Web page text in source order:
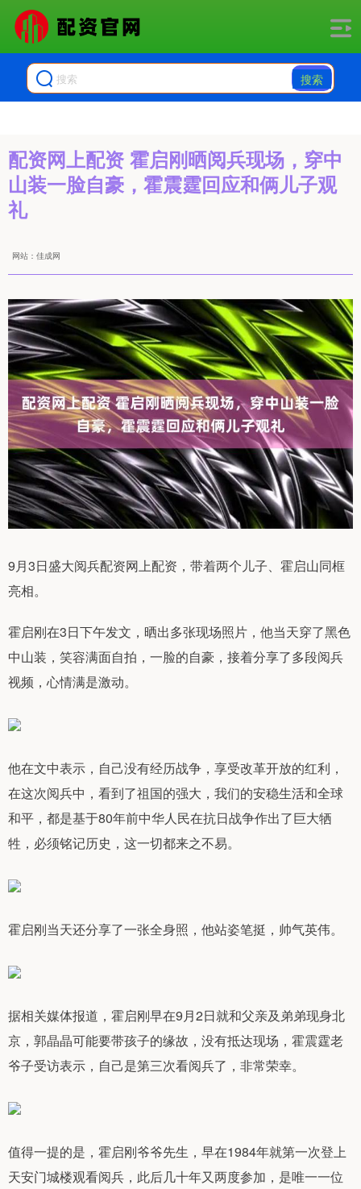
搜索
配资网上配资 霍启刚晒阅兵现场，穿中
山装一脸自豪，霍震霆回应和俩儿子观
礼
网站：佳成网
9月3日盛大阅兵配资网上配资，带着两个儿子、霍启山同框
亮相。
霍启刚在3日下午发文，晒出多张现场照片，他当天穿了黑色
中山装，笑容满面自拍，一脸的自豪，接着分享了多段阅兵
视频，心情满是激动。
他在文中表示，自己没有经历战争，享受改革开放的红利，
在这次阅兵中，看到了祖国的强大，我们的安稳生活和全球
和平，都是基于80年前中华人民在抗日战争作出了巨大牺
牲，必须铭记历史，这一切都来之不易。
霍启刚当天还分享了一张全身照，他站姿笔挺，帅气英伟。
据相关媒体报道，霍启刚早在9月2日就和父亲及弟弟现身北
京，郭晶晶可能要带孩子的缘故，没有抵达现场，霍震霆老
爷子受访表示，自己是第三次看阅兵了，非常荣幸。
值得一提的是，霍启刚爷爷先生，早在1984年就第一次登上
天安门城楼观看阅兵，此后几十年又两度参加，是唯一一位